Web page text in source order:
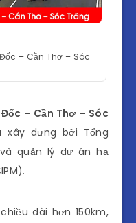
– Cần Thơ – Sóc
– Cần Thơ – Sóc
dựng bởi Tổng
quản lý dự án hạ
dài hơn 150km,